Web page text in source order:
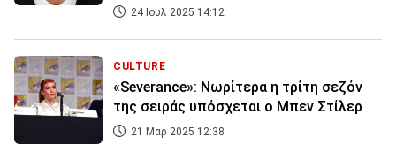
24 Ιουλ 2025 14:12
CULTURE
«Severance»: Νωρίτερα η τρίτη σεζόν
της σειράς υπόσχεται ο Μπεν Στίλερ
21 Μαρ 2025 12:38